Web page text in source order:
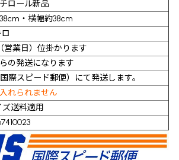
ロール新品
・横幅約38cm
営業日）位掛かります
の発送になります
際スピード郵便）にて発送します。
れられません
ズ送料適用